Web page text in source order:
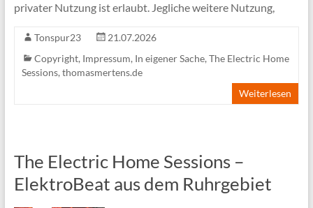
privater Nutzung ist erlaubt. Jegliche weitere Nutzung,
Tonspur23
21.07.2026
Copyright, Impressum, In eigener Sache, The Electric Home
Sessions, thomasmertens.de
Weiterlesen
The Electric Home Sessions –
ElektroBeat aus dem Ruhrgebiet